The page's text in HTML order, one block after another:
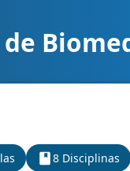
8 Disciplinas